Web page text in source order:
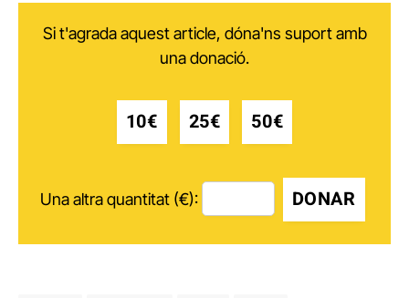
Si t'agrada aquest article, dóna'ns suport amb
una donació.
10€ 25€ 50€
Una altra quantitat (€): DONAR